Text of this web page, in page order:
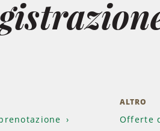
ALTRO
Offerte